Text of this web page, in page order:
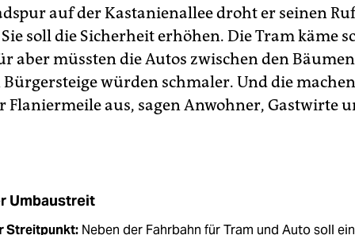
auf der Kastanienallee droht er seinen
soll die Sicherheit erhöhen. Die Tram käme
aber müssten die Autos zwischen den
würden schmaler. Und die
Flaniermeile aus, sagen Anwohner, Gastwirte
Umbaustreit
Streitpunkt:Neben der Fahrbahn für Tram und Auto soll ein